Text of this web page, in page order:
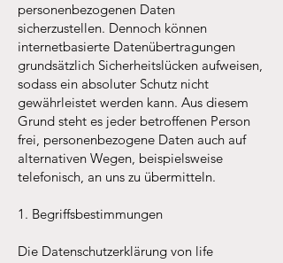
personenbezogenen Daten
sicherzustellen. Dennoch können
internetbasierte Datenübertragungen
grundsätzlich Sicherheitslücken aufweisen,
sodass ein absoluter Schutz nicht
gewährleistet werden kann. Aus diesem
Grund steht es jeder betroffenen Person
frei, personenbezogene Daten auch auf
alternativen Wegen, beispielsweise
telefonisch, an uns zu übermitteln.
1. Begriffsbestimmungen
Die Datenschutzerklärung von life